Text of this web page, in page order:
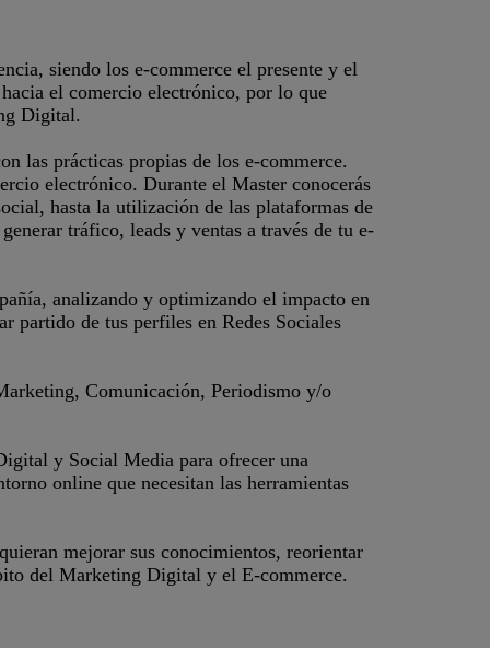
siendo los e-commerce el presente y el
el comercio electrónico, por lo que
Digital.
las prácticas propias de los e-commerce.
electrónico. Durante el Master conocerás
hasta la utilización de las plataformas de
tráfico, leads y ventas a través de tu e-
analizando y optimizando el impacto en
partido de tus perfiles en Redes Sociales
Comunicación, Periodismo y/o
y Social Media para ofrecer una
online que necesitan las herramientas
mejorar sus conocimientos, reorientar
del Marketing Digital y el E-commerce.